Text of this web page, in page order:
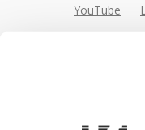
YouTube